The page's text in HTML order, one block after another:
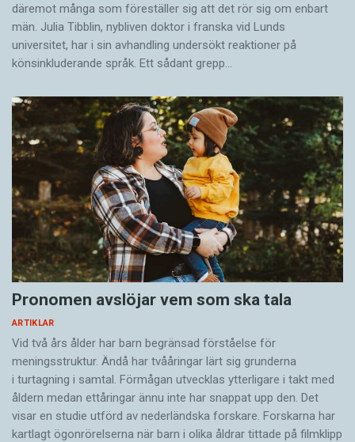
där­emot många som föreställer sig att det rör sig om enbart
män. Julia Tibblin, nybliven doktor i franska vid Lunds
universitet, har i sin avhandling undersökt reaktioner på
könsinkluderande språk. Ett sådant grepp…
Pronomen avslöjar vem som ska tala
ARTIKLAR
Vid två års ålder har barn begränsad förståelse för
meningsstruktur. Ändå har tvååringar lärt sig grunderna
i turtagning i samtal. Förmågan utvecklas ytterligare i takt med
åldern medan ettåringar ännu inte har snappat upp den. Det
visar en studie utförd av nederländska forskare. Forskarna har
kartlagt ögonrörelserna när barn i olika åldrar tittade på filmklipp